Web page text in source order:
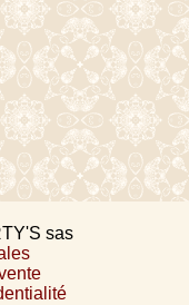
sas